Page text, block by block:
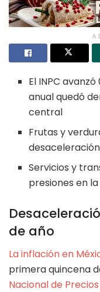
El INPC
anual quedó
central
Frutas y
Servicios y
presiones en
de año
La inflación en
primera quincena
Nacional de